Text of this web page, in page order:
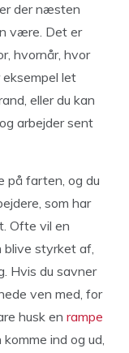
der næsten
være. Det er
hvornår, hvor
let
eller du kan
arbejder sent
på farten, og du
som har
Ofte vil en
blive styrket af,
Hvis du savner
ven med, for
husk en rampe
ind og ud,